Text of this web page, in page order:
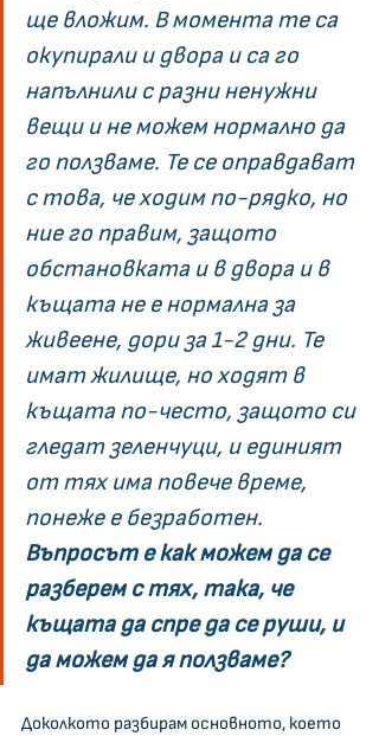
ще вложим. В момента те са
окупирали и двора и са го
напълнили с разни ненужни
вещи и не можем нормално да
го ползваме. Те се оправдават
с това, че ходим по-рядко, но
ние го правим, защото
обстановката и в двора и в
къщата не е нормална за
живеене, дори за 1-2 дни. Те
имат жилище, но ходят в
къщата по-често, защото си
гледат зеленчуци, и единият
от тях има повече време,
понеже е безработен.
Въпросът е как можем да се
разберем с тях, така, че
къщата да спре да се руши, и
да можем да я ползваме?
Доколкото разбирам основното, което